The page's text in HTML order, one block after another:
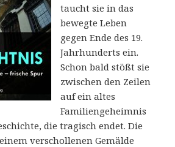
taucht sie in das
bewegte Leben
gegen Ende des 19.
Jahrhunderts ein.
Schon bald stößt sie
zwischen den Zeilen
auf ein altes
Familiengeheimnis
die tragisch endet. Die
verschollenen Gemälde